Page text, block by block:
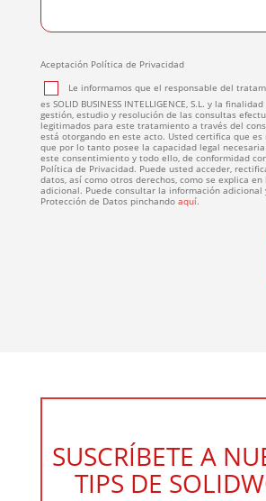
Aceptación Política de Privacidad
Le informamos que el responsable del
es SOLID BUSINESS INTELLIGENCE, S.L. y la
gestión, estudio y resolución de las consultas
legitimados para este tratamiento a través del
está otorgando en este acto. Usted certifica que es
que por lo tanto posee la capacidad legal
este consentimiento y todo ello, de conformidad
Política de Privacidad. Puede usted acceder,
datos, así como otros derechos, como se explica
adicional. Puede consultar la información adicional
Protección de Datos pinchando aquí.
SUSCRÍBETE A
TIPS DE